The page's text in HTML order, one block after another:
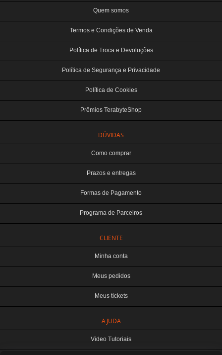
Quem somos
Termos e Condições de Venda
Política de Troca e Devoluções
Política de Segurança e Privacidade
Política de Cookies
Prêmios TerabyteShop
DÚVIDAS
Como comprar
Prazos e entregas
Formas de Pagamento
Programa de Parceiros
CLIENTE
Minha conta
Meus pedidos
Meus tickets
AJUDA
Video Tutoriais
TERABYTE ATACADO E VAREJO DE PRODUTOS DE INFORMATICA LTDA
CNPJ: 07.993.973/0001-18 | Curitiba-PR
do Google se aplicam.